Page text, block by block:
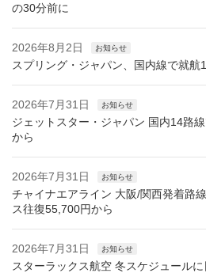
の30分前に
2026年8月2日 お知らせ
スプリング・ジャパン、国内線で就
2026年7月31日 お知らせ
ジェットスター・ジャパン 国内14路
から
2026年7月31日 お知らせ
チャイナエアライン 大阪/関西発着路
ス往復55,700円から
2026年7月31日 お知らせ
スターラックス航空 冬スケジュール